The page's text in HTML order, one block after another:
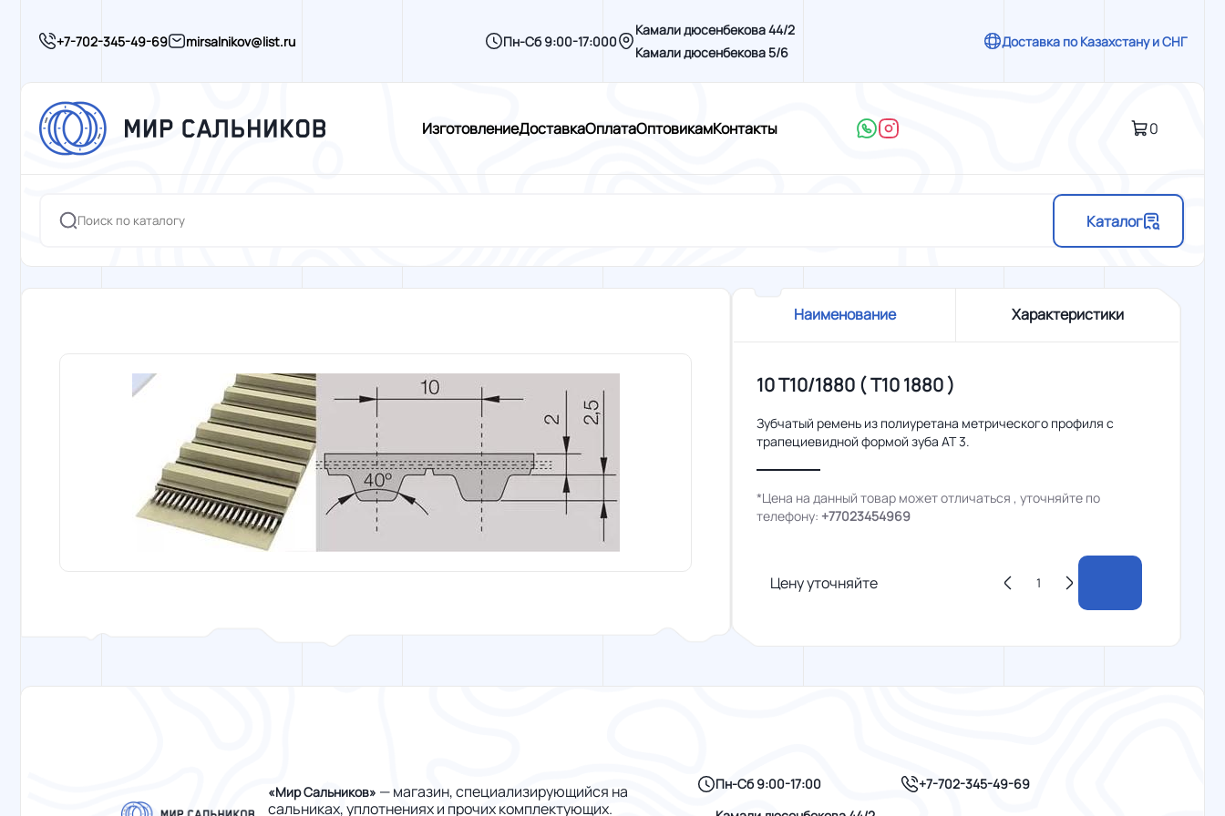
+7-702-345-49-69 mirsalnikov@list.ru Пн-Сб 9:00-17:000
Камали дюсенбекова 44/2
Камали дюсенбекова 5/6
Доставка по Казахстану и СНГ
ИзготовлениеДоставкаОплатаОптовикамКонтакты 0
Каталог
Наименование Характеристики
10 T10/1880 ( Т10 1880 )
Зубчатый ремень из полиуретана метрического профиля с
трапециевидной формой зуба AT 3.
*Цена на данный товар может отличаться , уточняйте по
телефону: +77023454969
Цену уточняйте
«Мир Сальников» — магазин, специализирующийся на
сальниках, уплотнениях и прочих комплектующих.
Пн-Сб 9:00-17:00
+7-702-345-49-69